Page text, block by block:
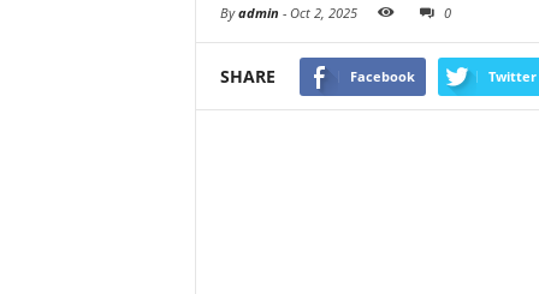
Byadmin - Oct 2, 2025 0
SHARE Facebook Twitter